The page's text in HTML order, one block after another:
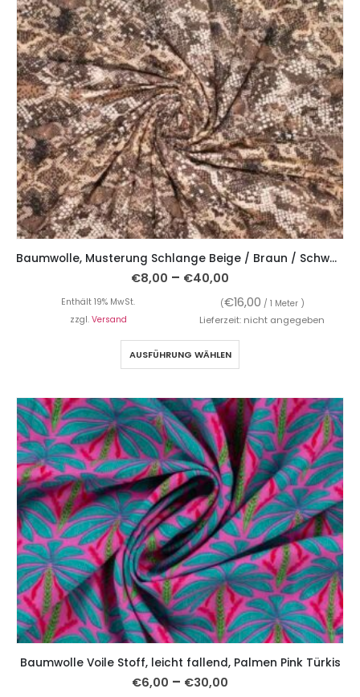
Baumwolle, Musterung Schlange Beige / Braun / Schwarz
€8,00 – €40,00
Enthält 19% MwSt. (€16,00 / 1 Meter )
zzgl. Versand Lieferzeit: nicht angegeben
AUSFÜHRUNG WÄHLEN
Baumwolle Voile Stoff, leicht fallend, Palmen Pink Türkis
€6,00 – €30,00